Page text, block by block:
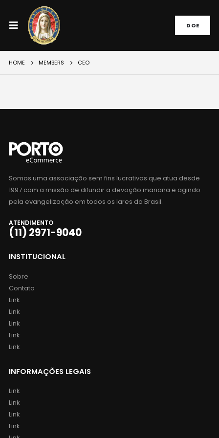
DOE
HOME MEMBERS CEO
Somos uma associação sem fins lucrativos que atua desde
1997 com a missão de difundir a devoção mariana e agindo
pela evangelização em todos os lares do Brasil.
ATENDIMENTO
(11) 2971-9040
INSTITUCIONAL
Sobre
Contato
Link
Link
Link
Link
Link
INFORMAÇÕES LEGAIS
Link
Link
Link
Link